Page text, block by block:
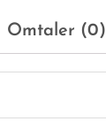
Omtaler (0)